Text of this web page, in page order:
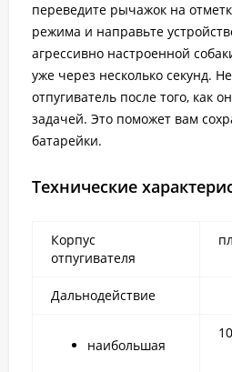
переведите рычажок на
режима и направьте
агрессивно настроенной
уже через несколько секунд.
отпугиватель после того, как
задачей. Это поможет вам
батарейки.
Технические
Корпус
отпугивателя
Дальнодействие
наибольшая